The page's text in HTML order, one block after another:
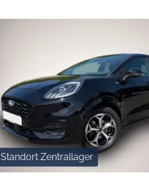
Standort Zentrallager